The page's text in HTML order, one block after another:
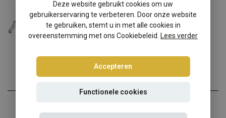
Audi A3 Sedan 8Y schroefset
Audi A3 Sedan 8Y verlagen...
€374,95
Deze website gebruikt cookies om uw
gebruikerservaring te verbeteren. Door onze website
te gebruiken, stemt u in met alle cookies in
overeenstemming met ons Cookiebeleid.
Lees verder
Accepteren
Functionele cookies